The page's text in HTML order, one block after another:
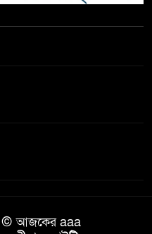
ঈদুল আজহা উপলক্ষে
© আজকের aaa